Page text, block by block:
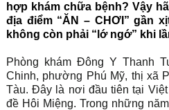
hợp khám chữa bệnh? Vậy
địa điểm “ĂN – CHƠI” gần
không còn phải “lớ ngớ” khi
Phòng khám Đông Y Thanh
Chinh, phường Phú Mỹ, thị xã
Tàu. Đây là nơi đầu tiên tại
đề Hôi Miệng. Trong những